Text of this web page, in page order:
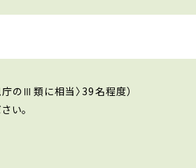
のⅢ類に相当〉39名程度）
い。